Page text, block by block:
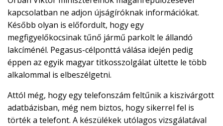
kapcsolatban ne adjon újságíróknak információkat.
Később olyan is előfordult, hogy egy
megfigyelőkocsinak tűnő jármű parkolt le állandó
lakcíménél. Pegasus-célponttá válása idején pedig
éppen az egyik magyar titkosszolgálat ültette le több
alkalommal is elbeszélgetni.
Attól még, hogy egy telefonszám feltűnik a kiszivárgott
adatbázisban, még nem biztos, hogy sikerrel fel is
törték a telefont. A készülékek utólagos vizsgálatával